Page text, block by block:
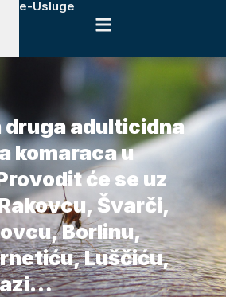
e-Usluge
druga adulticidna
komaraca u
će se uz
Švarči,
Borlinu,
Luščiću,